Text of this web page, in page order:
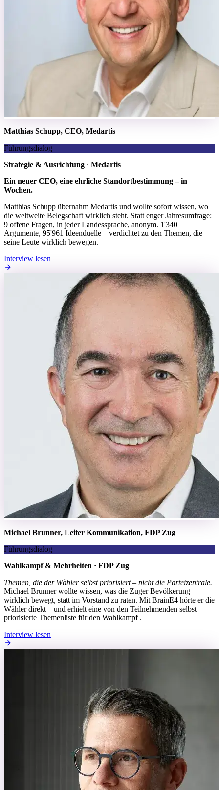
Matthias Schupp, CEO, Medartis
Führungsdialog
Strategie & Ausrichtung · Medartis
Ein neuer CEO, eine ehrliche Standortbestimmung – in
Wochen.
Matthias Schupp übernahm Medartis und wollte sofort wissen, wo
die weltweite Belegschaft wirklich steht. Statt enger Jahresumfrage:
9 offene Fragen, in jeder Landessprache, anonym. 1'340
Argumente, 95'961 Ideenduelle – verdichtet zu den Themen, die
seine Leute wirklich bewegen.
Interview lesen
Michael Brunner, Leiter Kommunikation, FDP Zug
Führungsdialog
Wahlkampf & Mehrheiten · FDP Zug
Themen, die der Wähler selbst priorisiert – nicht die Parteizentrale.
Michael Brunner wollte wissen, was die Zuger Bevölkerung
wirklich bewegt, statt im Vorstand zu raten. Mit BrainE4 hörte er die
Wähler direkt – und erhielt eine von den Teilnehmenden selbst
priorisierte Themenliste für den Wahlkampf .
Interview lesen